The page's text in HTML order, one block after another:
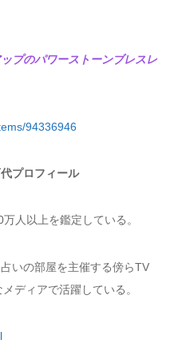
プのパワーストーンブレスレ
94336946
プロフィール
人以上を鑑定している。
いの部屋を主催する傍らTV
ィアで活躍している。